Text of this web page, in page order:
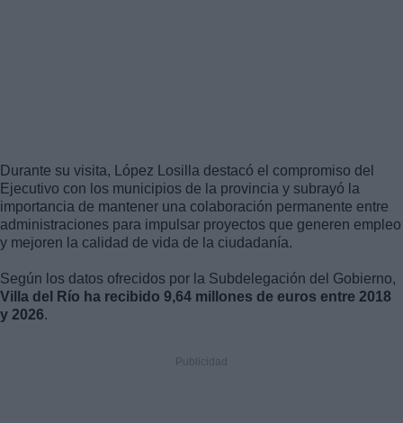
Durante su visita, López Losilla destacó el compromiso del
Ejecutivo con los municipios de la provincia y subrayó la
importancia de mantener una colaboración permanente entre
administraciones para impulsar proyectos que generen empleo
y mejoren la calidad de vida de la ciudadanía.
Según los datos ofrecidos por la Subdelegación del Gobierno,
Villa del Río ha recibido 9,64 millones de euros entre 2018
y 2026.